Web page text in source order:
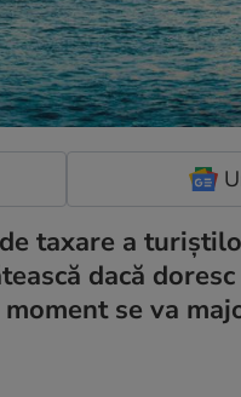
taxare a
dacă
se va